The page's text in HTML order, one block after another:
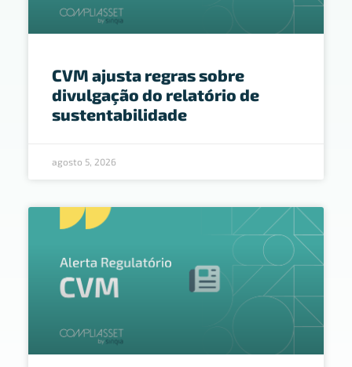
CVM ajusta regras sobre
divulgação do relatório de
sustentabilidade
agosto 5, 2026